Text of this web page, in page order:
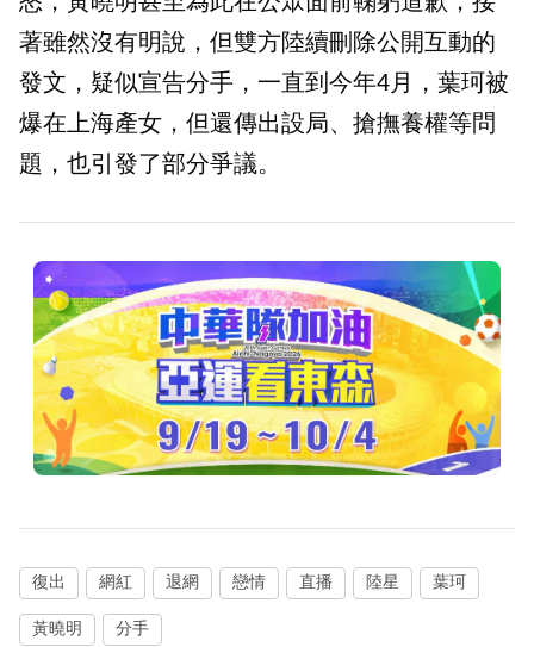
著雖然沒有明說，但雙方陸續刪除公開互動的
發文，疑似宣告分手，一直到今年4月，葉珂被
爆在上海產女，但還傳出設局、搶撫養權等問
題，也引發了部分爭議。
復出 網紅 退網 戀情 直播 陸星 葉珂
黃曉明 分手